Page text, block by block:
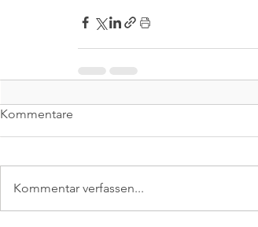
Kommentare
Kommentar verfassen...